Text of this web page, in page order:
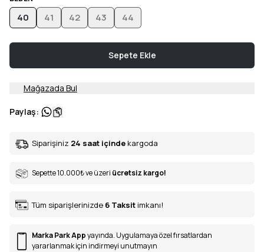
40 41 42 43 44
Sepete Ekle
Mağazada Bul
Paylaş:
Siparişiniz 24 saat içinde kargoda
Sepette 10.000₺ve üzeri ücretsiz kargo!
Tüm siparişlerinizde 6 Taksit imkanı!
Marka Park Appyayında. Uygulamaya özel fırsatlardan
yararlanmak için indirmeyi unutmayın